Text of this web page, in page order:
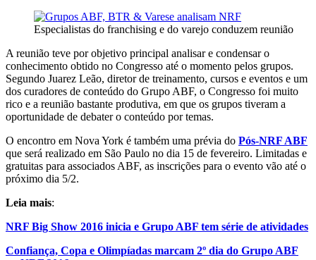
Especialistas do franchising e do varejo conduzem reunião
A reunião teve por objetivo principal analisar e condensar o
conhecimento obtido no Congresso até o momento pelos grupos.
Segundo Juarez Leão, diretor de treinamento, cursos e eventos e um
dos curadores de conteúdo do Grupo ABF, o Congresso foi muito
rico e a reunião bastante produtiva, em que os grupos tiveram a
oportunidade de debater o conteúdo por temas.
O encontro em Nova York é também uma prévia do Pós-NRF ABF
que será realizado em São Paulo no dia 15 de fevereiro. Limitadas e
gratuitas para associados ABF, as inscrições para o evento vão até o
próximo dia 5/2.
Leia mais:
NRF Big Show 2016 inicia e Grupo ABF tem série de atividades
Confiança, Copa e Olimpíadas marcam 2º dia do Grupo ABF